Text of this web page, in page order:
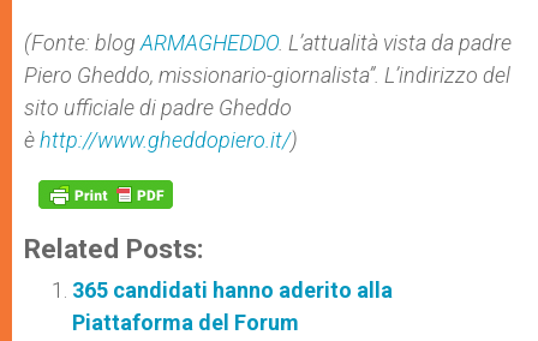
(Fonte: blog ARMAGHEDDO. L’attualità vista da padre
Piero Gheddo, missionario-giornalista”. L’indirizzo del
sito ufficiale di padre Gheddo
èhttp://www.gheddopiero.it/)
Related Posts:
365 candidati hanno aderito alla
Piattaforma del Forum